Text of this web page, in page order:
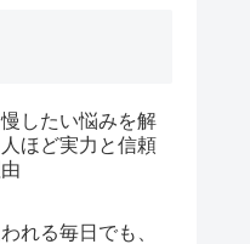
したい悩みを解
ほど実力と信頼
れる毎日でも、